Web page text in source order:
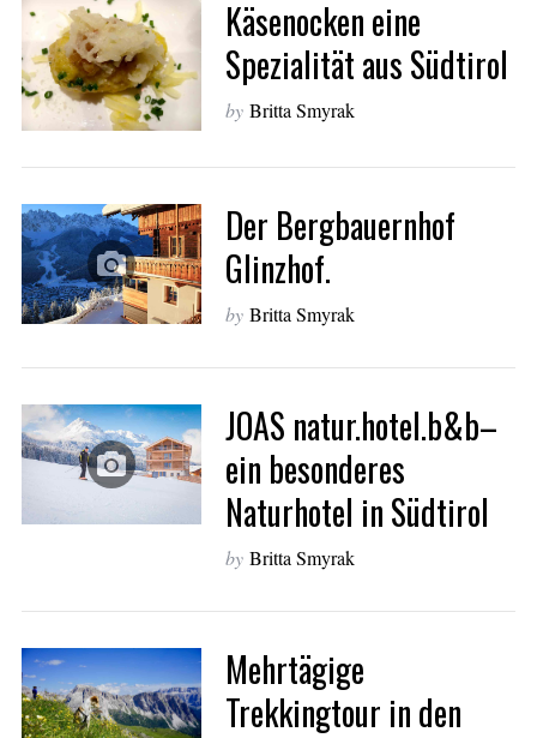
Käsenocken eine
Spezialität aus Südtirol
by Britta Smyrak
Der Bergbauernhof
Glinzhof.
by Britta Smyrak
JOAS natur.hotel.b&b–
ein besonderes
Naturhotel in Südtirol
by Britta Smyrak
Mehrtägige
Trekkingtour in den
a
r
c
f